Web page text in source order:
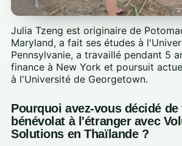
Julia Tzeng est originaire de
Maryland, a fait ses études à
Pennsylvanie, a travaillé pendant 5
finance à New York et poursuit
à l'Université de Georgetown.
Pourquoi avez-vous décidé de
bénévolat à l'étranger avec
Solutions en Thaïlande ?